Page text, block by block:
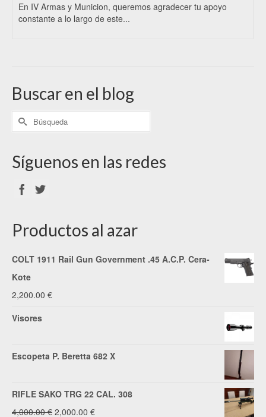
En IV Armas y Municion, queremos agradecer tu apoyo
constante a lo largo de este...
Buscar en el blog
Síguenos en las redes
Productos al azar
COLT 1911 Rail Gun Government .45 A.C.P. Cera-
Kote
2,200.00 €
Visores
Escopeta P. Beretta 682 X
RIFLE SAKO TRG 22 CAL. 308
4,000.00€ El
2,000.00 €El